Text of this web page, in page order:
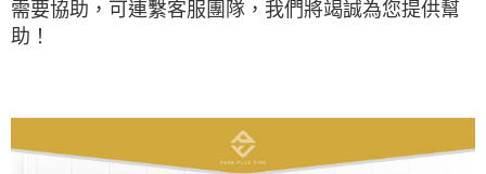
需要協助，可連繫客服團隊，我們將竭誠為您提供幫
助！